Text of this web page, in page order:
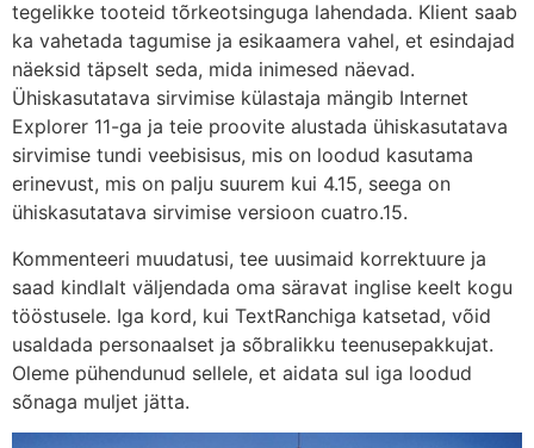
tegelikke tooteid tõrkeotsinguga lahendada. Klient saab
ka vahetada tagumise ja esikaamera vahel, et esindajad
näeksid täpselt seda, mida inimesed näevad.
Ühiskasutatava sirvimise külastaja mängib Internet
Explorer 11-ga ja teie proovite alustada ühiskasutatava
sirvimise tundi veebisisus, mis on loodud kasutama
erinevust, mis on palju suurem kui 4.15, seega on
ühiskasutatava sirvimise versioon cuatro.15.
Kommenteeri muudatusi, tee uusimaid korrektuure ja
saad kindlalt väljendada oma säravat inglise keelt kogu
tööstusele. Iga kord, kui TextRanchiga katsetad, võid
usaldada personaalset ja sõbralikku teenusepakkujat.
Oleme pühendunud sellele, et aidata sul iga loodud
sõnaga muljet jätta.